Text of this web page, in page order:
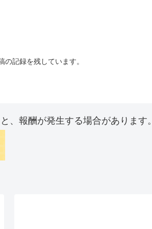
記録を残しています。
、報酬が発生する場合があります。